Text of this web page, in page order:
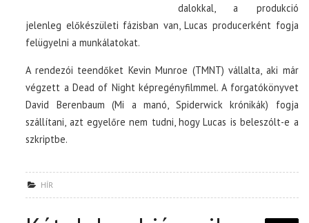
dalokkal, a produkció
jelenleg előkészületi fázisban van, Lucas producerként fogja
felügyelni a munkálatokat.
A rendezói teendőket Kevin Munroe (TMNT) vállalta, aki már
végzett a Dead of Night képregényfilmmel. A forgatókönyvet
David Berenbaum (Mi a manó, Spiderwick krónikák) fogja
szállítani, azt egyelőre nem tudni, hogy Lucas is beleszólt-e a
szkriptbe.
HÍR